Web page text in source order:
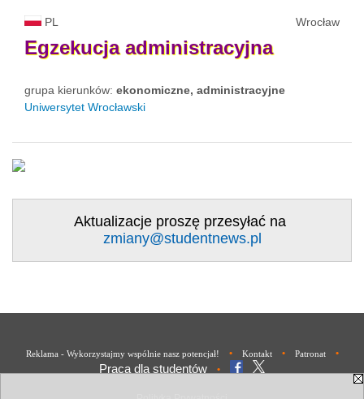
PL Wrocław
Egzekucja administracyjna
grupa kierunków: ekonomiczne, administracyjne
Uniwersytet Wrocławski
Aktualizacje proszę przesyłać na
zmiany@studentnews.pl
Reklama - Wykorzystajmy wspólnie nasz potencjał! • Kontakt • Patronat •
Praca dla studentów •